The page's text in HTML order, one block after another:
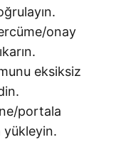
onay
eksiksiz
portala